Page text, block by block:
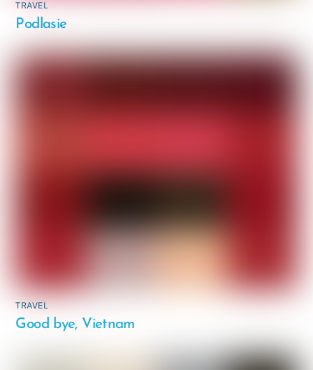
TRAVEL
Podlasie
TRAVEL
Good bye, Vietnam